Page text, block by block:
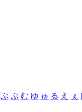
ぶ ぷ む ゆ ゅ る え ぇ